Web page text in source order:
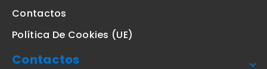
Contactos
Política De Cookies (UE)
Contactos